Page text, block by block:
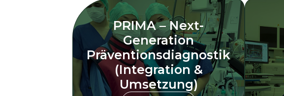
PRIMA – Next-
Generation
Präventionsdiagnostik
(Integration &
Umsetzung)